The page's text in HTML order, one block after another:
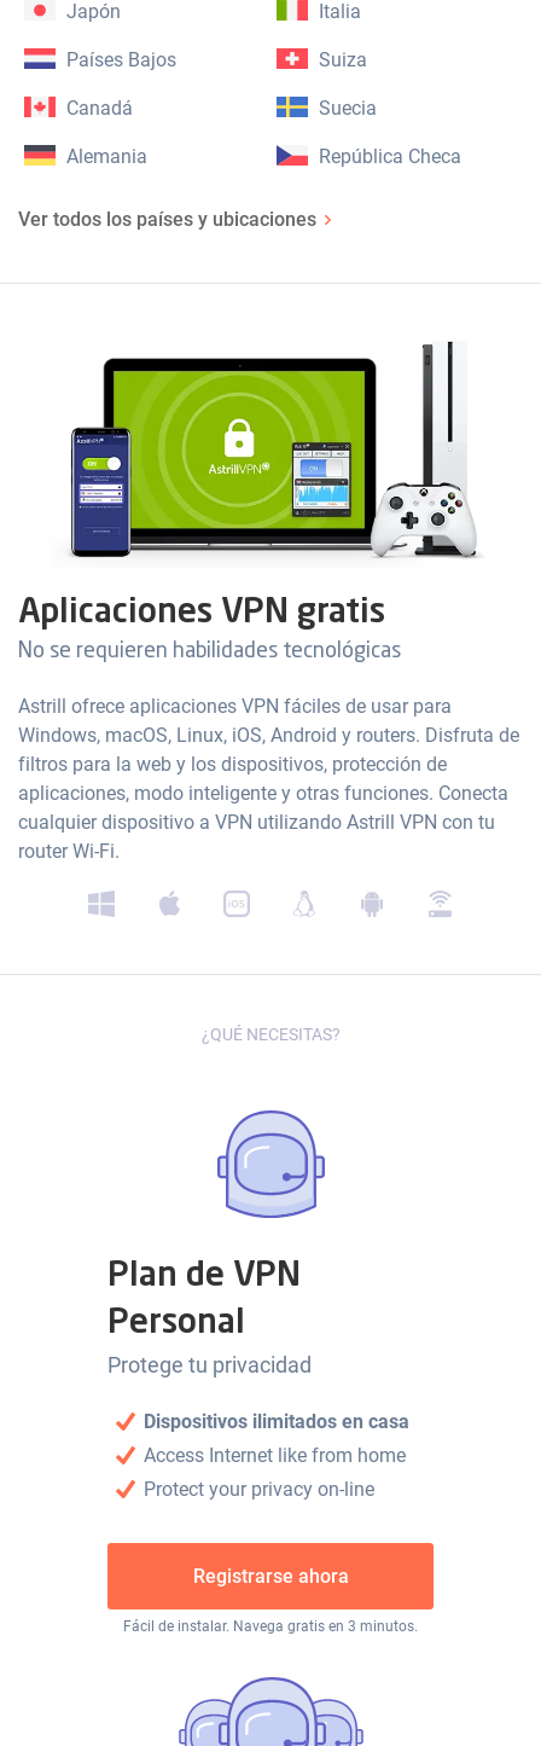
Japón Italia
Países Bajos Suiza
Canadá Suecia
Alemania República Checa
Ver todos los países y ubicaciones
Aplicaciones VPN gratis
No se requieren habilidades tecnológicas
Astrill ofrece aplicaciones VPN fáciles de usar para
Windows, macOS, Linux, iOS, Android y routers. Disfruta de
filtros para la web y los dispositivos, protección de
aplicaciones, modo inteligente y otras funciones. Conecta
cualquier dispositivo a VPN utilizando Astrill VPN con tu
router Wi-Fi.
¿QUÉ NECESITAS?
Plan de VPN
Personal
Protege tu privacidad
Dispositivos ilimitados en casa
Access Internet like from home
Protect your privacy on-line
Registrarse ahora
Fácil de instalar. Navega gratis en 3 minutos.